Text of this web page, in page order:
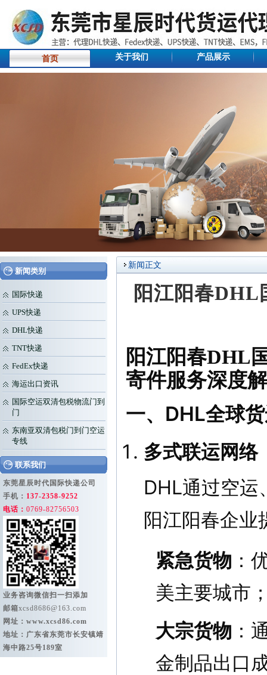
首页 关于我们 产品展示
新闻类别
国际快递
UPS快递
DHL快递
TNT快递
FedEx快递
海运出口资讯
国际空运双清包税物流门到
门
东南亚双清包税门到门空运
专线
联系我们
东莞星辰时代国际快递公司
手机： 137-2358-9252
电话： 0769-82756503
业务咨询微信扫一扫添加
邮箱xcsd8686@163.com
网址： www.xcsd86.com
地址：广东省东莞市长安镇靖
海中路25号189室
新闻正文
阳江阳春DHL
阳江阳春DHL
寄件服务深度
一、DHL全球
多式联运网络
DHL通过空运
阳江阳春企业
紧急货物 ：
美主要城市
大宗货物 ：
金制品出口